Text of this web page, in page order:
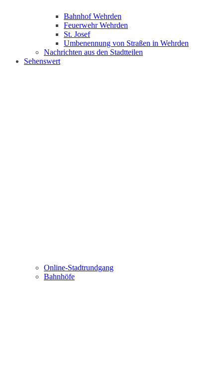
Bahnhof Wehrden
Feuerwehr Wehrden
St. Josef
Umbenennung von Straßen in Wehrden
Nachrichten aus den Stadtteilen
Sehenswert
Online-Stadtrundgang
Bahnhöfe